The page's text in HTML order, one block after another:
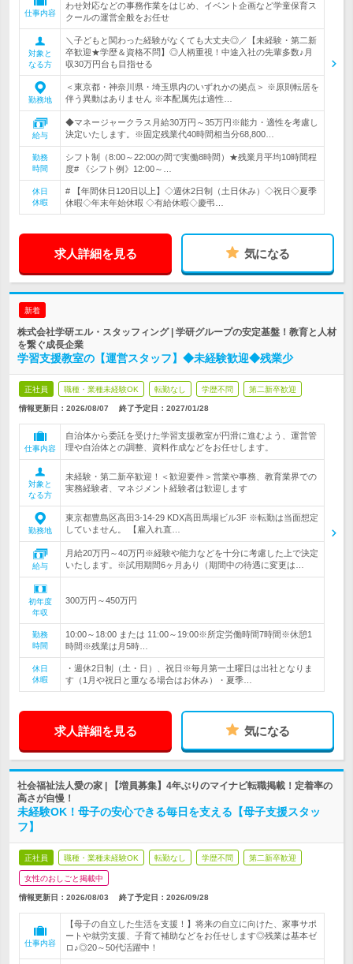
仕事内容
わせ対応などの事務作業をはじめ、イベント企画など学童保育ス
クールの運営全般をお任せ
対象と
なる方
＼子どもと関わった経験がなくても大丈夫◎／【未経験・第二新
卒歓迎★学歴＆資格不問】◎人柄重視！中途入社の先輩多数♪月
収30万円台も目指せる
勤務地
＜東京都・神奈川県・埼玉県内のいずれかの拠点＞ ※原則転居を
伴う異動はありません ※本配属先は適性…
給与
◆マネージャークラス月給30万円～35万円※能力・適性を考慮し
決定いたします。※固定残業代40時間相当分68,800…
勤務
時間
シフト制（8:00～22:00の間で実働8時間）★残業月平均10時間程
度# 《シフト例》12:00～…
休日
休暇
# 【年間休日120日以上】◇週休2日制（土日休み）◇祝日◇夏季
休暇◇年末年始休暇 ◇有給休暇◇慶弔…
求人詳細を見る 気になる
新着
株式会社学研エル・スタッフィング | 学研グループの安定基盤！教育と人材
を繋ぐ成長企業
学習支援教室の【運営スタッフ】◆未経験歓迎◆残業少
正社員 職種・業種未経験OK 転勤なし 学歴不問 第二新卒歓迎
情報更新日：2026/08/07 終了予定日： 2027/01/28
仕事内容
自治体から委託を受けた学習支援教室が円滑に進むよう、運営管
理や自治体との調整、資料作成などをお任せします。
対象と
なる方
未経験・第二新卒歓迎！＜歓迎要件＞営業や事務、教育業界での
実務経験者、マネジメント経験者は歓迎します
勤務地
東京都豊島区高田3-14-29 KDX高田馬場ビル3F ※転勤は当面想定
していません。 【雇入れ直…
給与
月給20万円～40万円※経験や能力などを十分に考慮した上で決定
いたします。※試用期間6ヶ月あり（期間中の待遇に変更は…
初年度
年収
300万円～450万円
勤務
時間
10:00～18:00 または 11:00～19:00※所定労働時間7時間※休憩1
時間※残業は月5時…
休日
休暇
・週休2日制（土・日）、祝日※毎月第一土曜日は出社となりま
す（1月や祝日と重なる場合はお休み）・夏季…
求人詳細を見る 気になる
社会福祉法人愛の家 | 【増員募集】4年ぶりのマイナビ転職掲載！定着率の
高さが自慢！
未経験OK！母子の安心できる毎日を支える【母子支援スタッ
フ】
正社員 職種・業種未経験OK 転勤なし 学歴不問 第二新卒歓迎
女性のおしごと掲載中
情報更新日：2026/08/03 終了予定日： 2026/09/28
仕事内容
【母子の自立した生活を支援！】将来の自立に向けた、家事サポ
ートや就労支援、子育て補助などをお任せします◎残業は基本ゼ
ロ♪◎20～50代活躍中！